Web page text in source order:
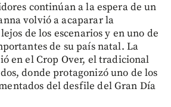
continúan a la espera de un
volvió a acaparar la
de los escenarios y en uno de
de su país natal. La
en el Crop Over, el tradicional
donde protagonizó uno de los
del desfile del Gran Día